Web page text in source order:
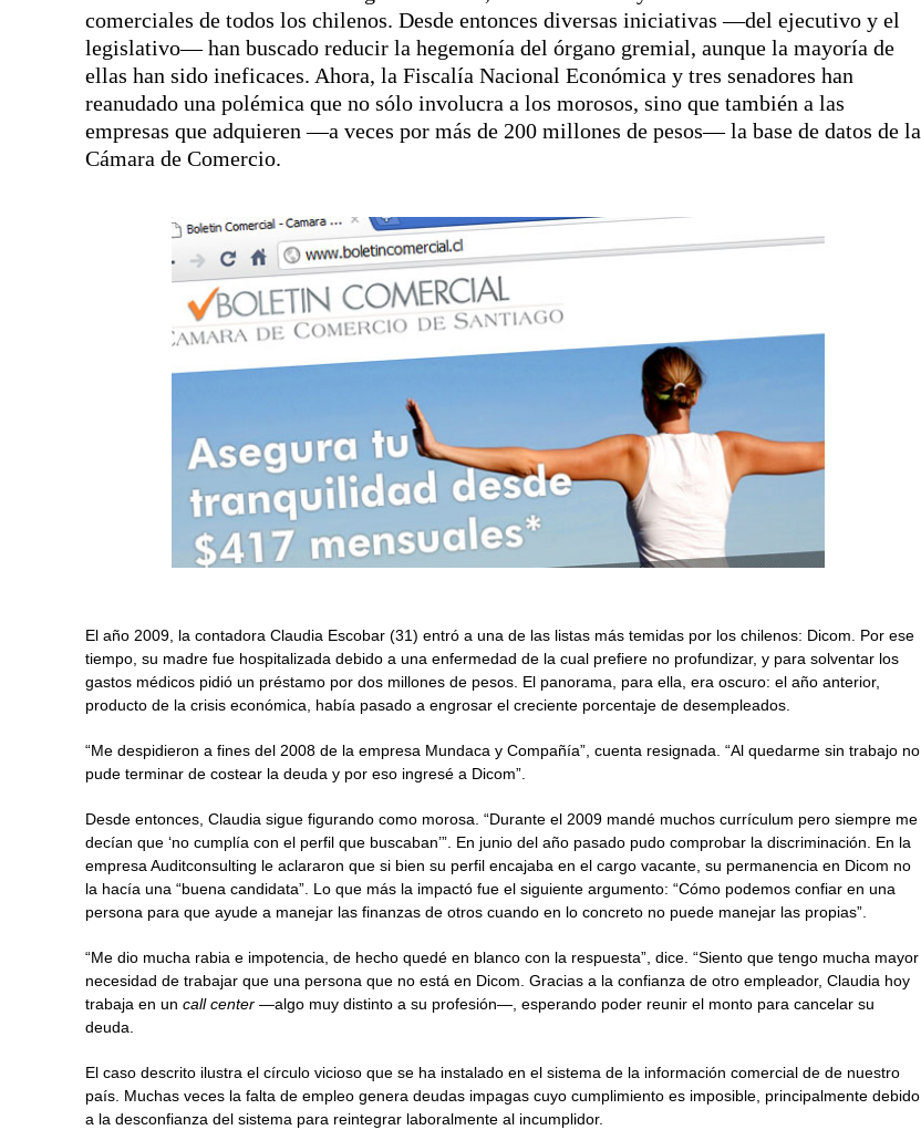
comerciales de todos los chilenos. Desde entonces diversas iniciativas —del ejecutivo y el
legislativo— han buscado reducir la hegemonía del órgano gremial, aunque la mayoría de
ellas han sido ineficaces. Ahora, la Fiscalía Nacional Económica y tres senadores han
reanudado una polémica que no sólo involucra a los morosos, sino que también a las
empresas que adquieren —a veces por más de 200 millones de pesos— la base de datos de la
Cámara de Comercio.
El año 2009, la contadora Claudia Escobar (31) entró a una de las listas más temidas por los chilenos: Dicom. Por ese
tiempo, su madre fue hospitalizada debido a una enfermedad de la cual prefiere no profundizar, y para solventar los
gastos médicos pidió un préstamo por dos millones de pesos. El panorama, para ella, era oscuro: el año anterior,
producto de la crisis económica, había pasado a engrosar el creciente porcentaje de desempleados.
“Me despidieron a fines del 2008 de la empresa Mundaca y Compañía”, cuenta resignada. “Al quedarme sin trabajo no
pude terminar de costear la deuda y por eso ingresé a Dicom”.
Desde entonces, Claudia sigue figurando como morosa. “Durante el 2009 mandé muchos currículum pero siempre me
decían que ‘no cumplía con el perfil que buscaban’”. En junio del año pasado pudo comprobar la discriminación. En la
empresa Auditconsulting le aclararon que si bien su perfil encajaba en el cargo vacante, su permanencia en Dicom no
la hacía una “buena candidata”. Lo que más la impactó fue el siguiente argumento: “Cómo podemos confiar en una
persona para que ayude a manejar las finanzas de otros cuando en lo concreto no puede manejar las propias”.
“Me dio mucha rabia e impotencia, de hecho quedé en blanco con la respuesta”, dice. “Siento que tengo mucha mayor
necesidad de trabajar que una persona que no está en Dicom. Gracias a la confianza de otro empleador, Claudia hoy
trabaja en uncall center —algo muy distinto a su profesión—, esperando poder reunir el monto para cancelar su
deuda.
El caso descrito ilustra el círculo vicioso que se ha instalado en el sistema de la información comercial de de nuestro
país. Muchas veces la falta de empleo genera deudas impagas cuyo cumplimiento es imposible, principalmente debido
a la desconfianza del sistema para reintegrar laboralmente al incumplidor.